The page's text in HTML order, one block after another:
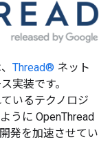
Thread® ネット
実装です。
いるテクノロジ
うに OpenThread
発を加速させてい